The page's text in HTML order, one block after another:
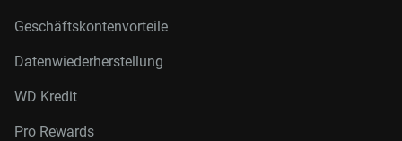
Geschäftskontenvorteile
Datenwiederherstellung
WD Kredit
Pro Rewards